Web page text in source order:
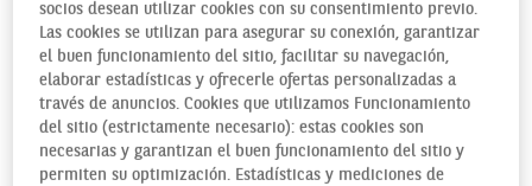
Las altas finanzas son un caldo de cultivo evidente para la
ficción. Ambición, poder, arrogancia, fraude, intereses
creados, traición, explotación, éxito, bancarrota… Una lista
de ingredientes argumentales que dan tanto para una
socios desean utilizar cookies con su consentimiento previo.
Las cookies se utilizan para asegurar su conexión, garantizar
el buen funcionamiento del sitio, facilitar su navegación,
elaborar estadísticas y ofrecerle ofertas personalizadas a
través de anuncios. Cookies que utilizamos Funcionamiento
del sitio (estrictamente necesario): estas cookies son
necesarias y garantizan el buen funcionamiento del sitio y
permiten su optimización. Estadísticas y mediciones de